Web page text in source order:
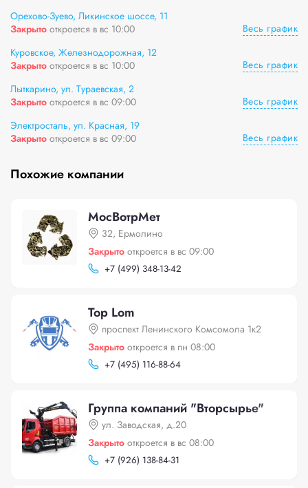
Орехово-Зуево, Ликинское шоссе, 11
Закрыто откроется в вс 10:00
Весь график
Куровское, Железнодорожная, 12
Закрыто откроется в вс 10:00
Весь график
Лыткарино, ул. Тураевская, 2
Закрыто откроется в вс 09:00
Весь график
Электросталь, ул. Красная, 19
Закрыто откроется в вс 09:00 Весь график
Похожие компании
МосВотрМет
32, Ермолино
Закрыто откроется в вс 09:00
+7 (499) 348-13-42
Top Lom
проспект Ленинского Комсомола 1к2
Закрыто откроется в пн 08:00
+7 (495) 116-88-64
Группа компаний "Вторсырье"
ул. Заводская, д.20
Закрыто откроется в вс 08:00
+7 (926) 138-84-31